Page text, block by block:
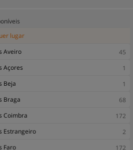
Gestão Imobiliária - Urbanismo
Gestão Pública
Idiomas
Imagem e Som
Impostos / Fiscal
Jornalismo e comunicação
lugar
Aveiro
45
Açores
1
Beja
1
Braga
68
Coimbra
172
Estrangeiro
2
Faro
172